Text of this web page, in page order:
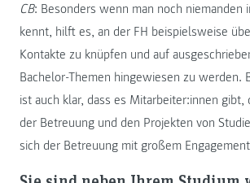
CB: Besonders wenn man noch niemanden
kennt, hilft es, an der FH beispielsweise
Kontakte zu knüpfen und auf
Bachelor-Themen hingewiesen zu werden.
ist auch klar, dass es Mitarbeiter:innen gibt,
der Betreuung und den Projekten von
sich der Betreuung mit großem